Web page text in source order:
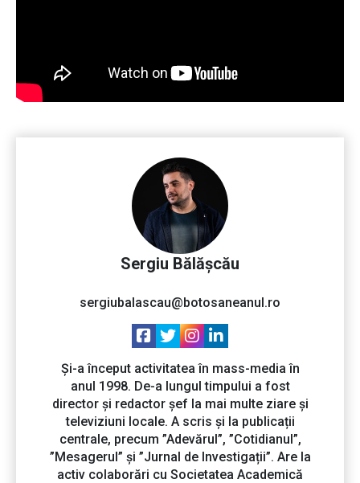
Sergiu Bălășcău
sergiubalascau@botosaneanul.ro
Și-a început activitatea în mass-media în
anul 1998. De-a lungul timpului a fost
director și redactor șef la mai multe ziare și
televiziuni locale. A scris și la publicații
centrale, precum ”Adevărul”, ”Cotidianul”,
”Mesagerul” și ”Jurnal de Investigații”. Are la
activ colaborări cu Societatea Academică